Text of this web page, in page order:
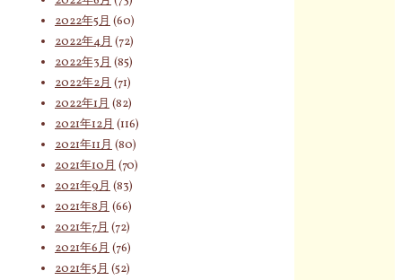
2022年5月 (60)
2022年4月 (72)
2022年3月 (85)
2022年2月 (71)
2022年1月 (82)
2021年12月 (116)
2021年11月 (80)
2021年10月 (70)
2021年9月 (83)
2021年8月 (66)
2021年7月 (72)
2021年6月 (76)
2021年5月 (52)